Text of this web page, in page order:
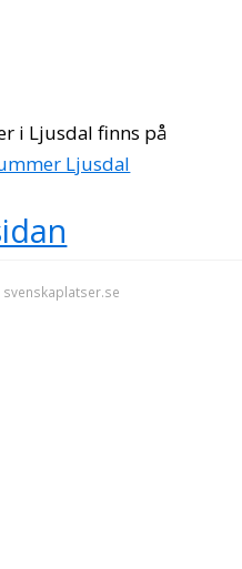
i Ljusdal finns på
Ljusdal
svenskaplatser.se